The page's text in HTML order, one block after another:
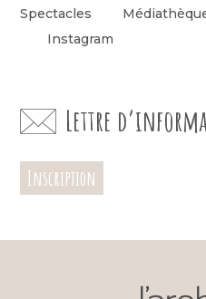
Spectacles
Instagram
Lettre
Inscription